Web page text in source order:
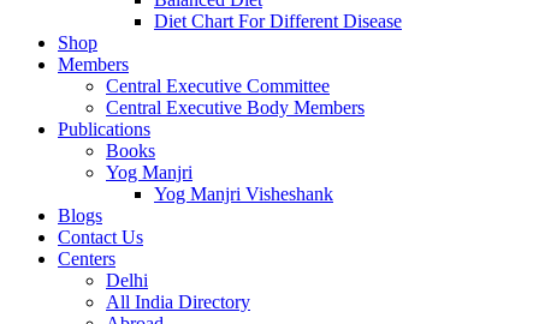
Diet Chart For Different Disease
Shop
Members
Central Executive Committee
Central Executive Body Members
Publications
Books
Yog Manjri
Yog Manjri Visheshank
Blogs
Contact Us
Centers
Delhi
All India Directory